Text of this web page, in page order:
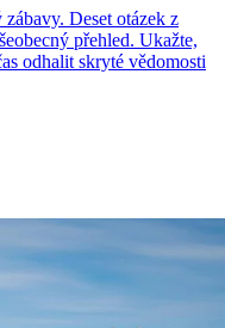
Deset otázek z
přehled. Ukažte,
odhalit skryté vědomosti